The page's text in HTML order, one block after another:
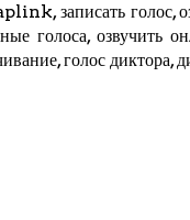
, записать голос,
голоса, озвучить
голос диктора,